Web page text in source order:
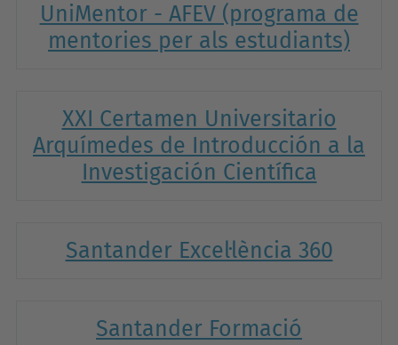
UniMentor - AFEV (programa de
mentories per als estudiants)
XXI Certamen Universitario
Arquímedes de Introducción a la
Investigación Científica
Santander Excel·lència 360
Santander Formació